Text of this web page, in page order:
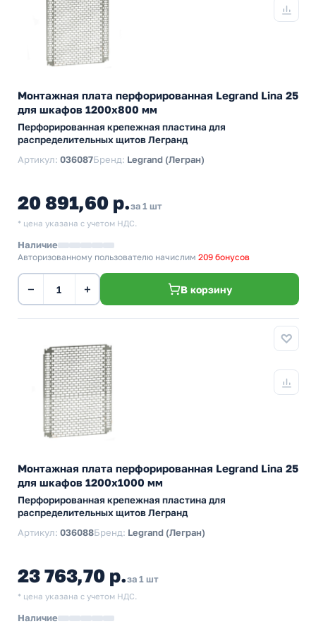
Монтажная плата перфорированная Legrand Lina 25
для шкафов 1200х800 мм
Перфорированная крепежная пластина для
распределительных щитов Легранд
Артикул: 036087Бренд: Legrand (Легран)
20 891,60 р.за 1 шт
* цена указана с учетом НДС.
Наличие
Авторизованному пользователю начислим 209 бонусов
− + В корзину
Монтажная плата перфорированная Legrand Lina 25
для шкафов 1200х1000 мм
Перфорированная крепежная пластина для
распределительных щитов Легранд
Артикул: 036088Бренд: Legrand (Легран)
23 763,70 р.за 1 шт
* цена указана с учетом НДС.
Наличие